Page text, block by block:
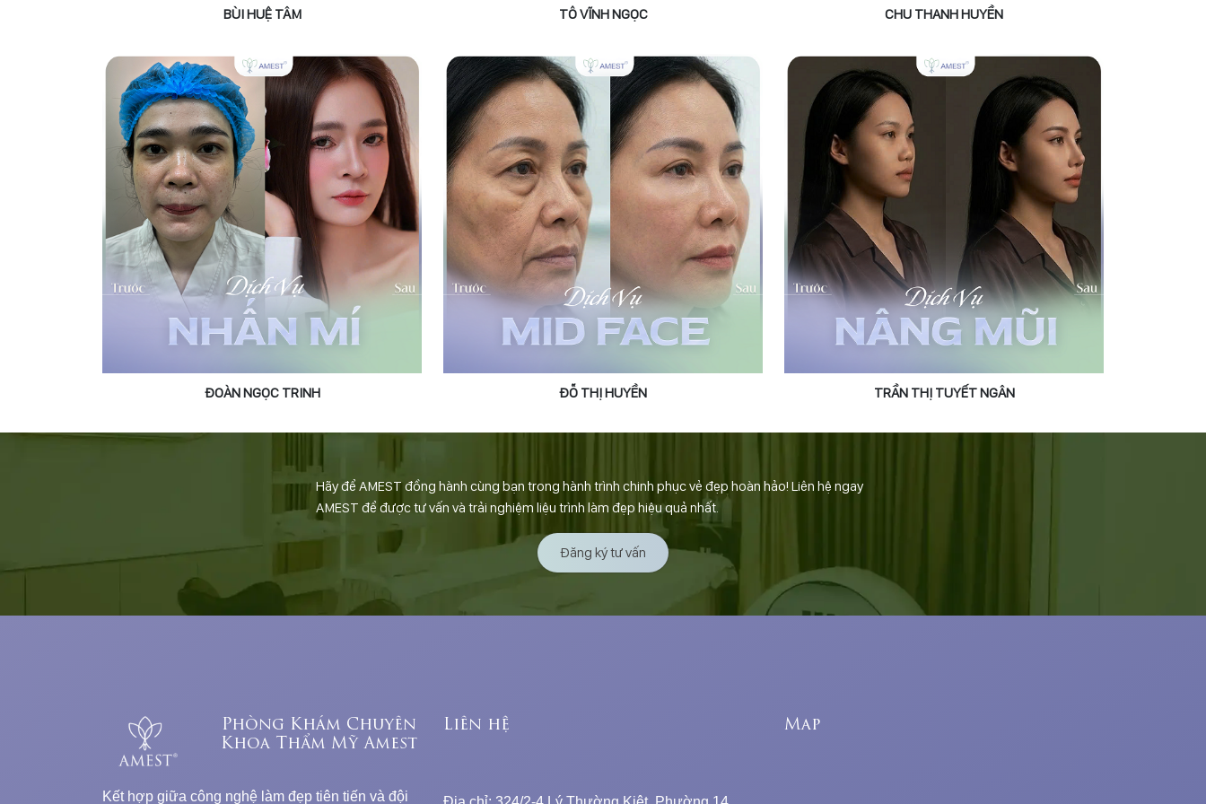
BÙI HUỆ TÂM TÔ VĨNH NGỌC CHU THANH HUYỀN
ĐOÀN NGỌC TRINH ĐỖ THỊ HUYỀN TRẦN THỊ TUYẾT NGÂN
Hãy để AMEST đồng hành cùng bạn trong hành trình chinh phục vẻ đẹp hoàn hảo! Liên hệ ngay
AMEST để được tư vấn và trải nghiệm liệu trình làm đẹp hiệu quả nhất.
Đăng ký tư vấn
Phòng Khám Chuyên
Khoa Thẩm Mỹ Amest
Kết hợp giữa công nghệ làm đẹp tiên tiến và đội
Liên hệ Map